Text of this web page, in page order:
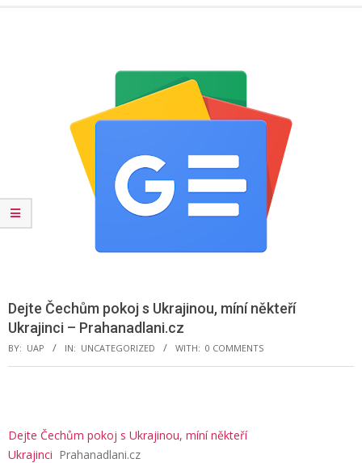
Dejte Čechům pokoj s Ukrajinou, míní někteří
Ukrajinci – Prahanadlani.cz
BY: UAP IN: UNCATEGORIZED WITH: 0 COMMENTS
Dejte Čechům pokoj s Ukrajinou, míní někteří
Ukrajinci Prahanadlani.cz